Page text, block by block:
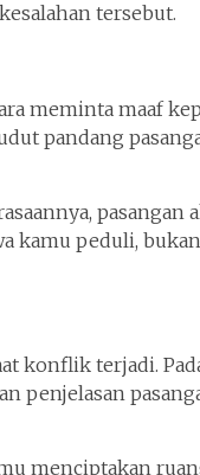
tersebut.
meminta maaf
pandang
kamu peduli,
konflik terjadi.
penjelasan
menciptakan